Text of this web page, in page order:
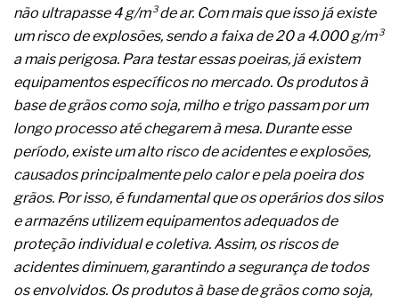
não ultrapasse 4 g/m³ de ar. Com mais que isso já existe
um risco de explosões, sendo a faixa de 20 a 4.000 g/m³
a mais perigosa. Para testar essas poeiras, já existem
equipamentos específicos no mercado. Os produtos à
base de grãos como soja, milho e trigo passam por um
longo processo até chegarem à mesa. Durante esse
período, existe um alto risco de acidentes e explosões,
causados principalmente pelo calor e pela poeira dos
grãos. Por isso, é fundamental que os operários dos silos
e armazéns utilizem equipamentos adequados de
proteção individual e coletiva. Assim, os riscos de
acidentes diminuem, garantindo a segurança de todos
os envolvidos. Os produtos à base de grãos como soja,